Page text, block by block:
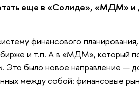
еще в «Солиде», «МДМ» и
финансового
и т.п. А в «МДМ», который
Это было новое направление —
между собой: финансовые